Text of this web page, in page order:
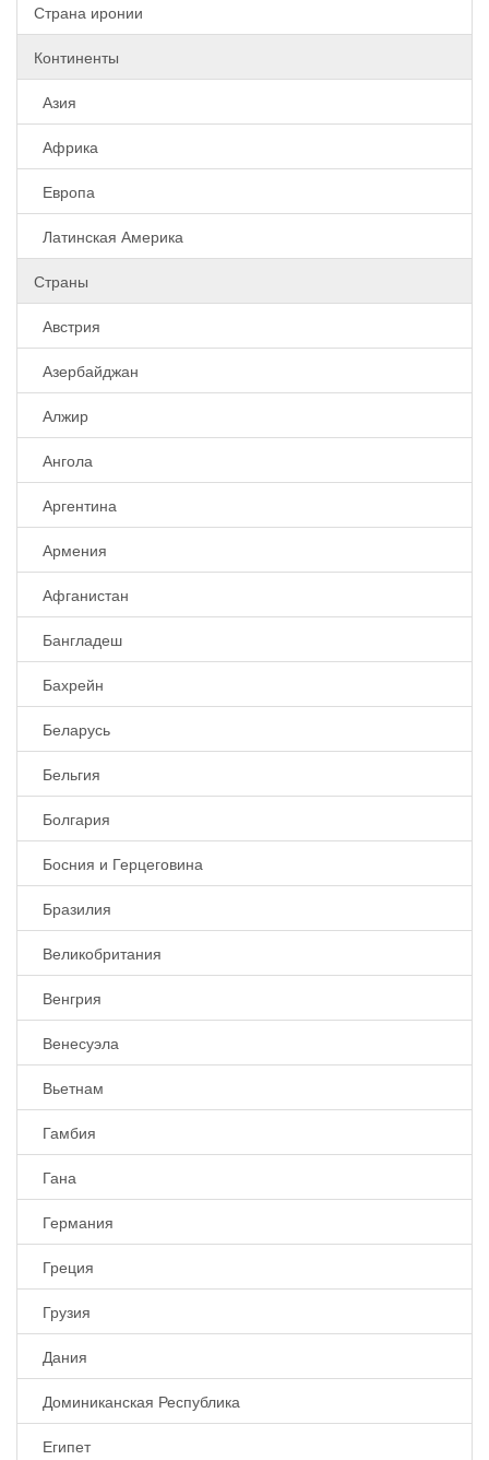
Страна иронии
Континенты
Азия
Африка
Европа
Латинская Америка
Страны
Австрия
Азербайджан
Алжир
Ангола
Аргентина
Армения
Афганистан
Бангладеш
Бахрейн
Беларусь
Бельгия
Болгария
Босния и Герцеговина
Бразилия
Великобритания
Венгрия
Венесуэла
Вьетнам
Гамбия
Гана
Германия
Греция
Грузия
Дания
Доминиканская Республика
Египет